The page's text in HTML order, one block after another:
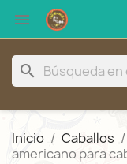

search
Inicio Caballos
americano para